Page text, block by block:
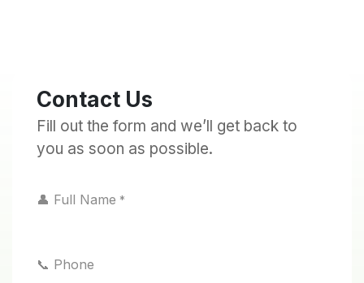
Contact Us
Fill out the form and we’ll get back to
you as soon as possible.
👤 Full Name *
📞 Phone